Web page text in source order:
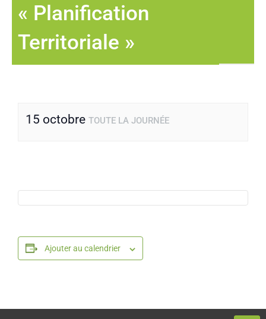
« Planification
Territoriale »
15 octobre TOUTE LA JOURNÉE
Ajouter au calendrier